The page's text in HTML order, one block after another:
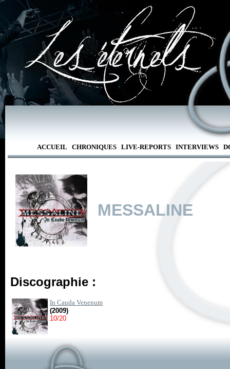
ACCUEIL CHRONIQUES LIVE-REPORTS INTERVIEWS
MESSALINE
Discographie :
In Cauda Venenum
(2009)
10/20